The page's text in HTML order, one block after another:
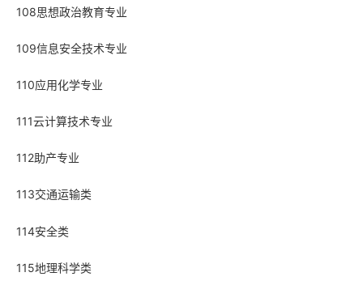
108思想政治教育专业
109信息安全技术专业
110应用化学专业
111云计算技术专业
112助产专业
113交通运输类
114安全类
115地理科学类